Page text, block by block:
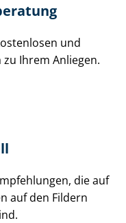
und
Ihrem Anliegen.
die auf
auf den Fildern